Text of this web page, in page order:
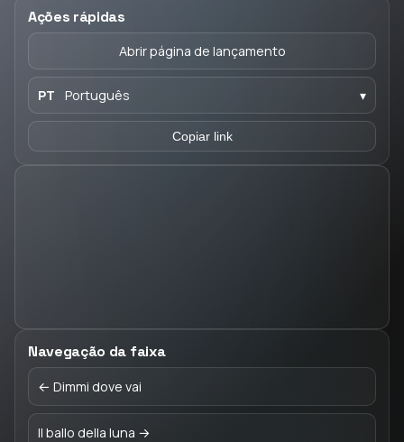
Ações rápidas
Abrir página de lançamento
PT Português ▾
Copiar link
Navegação da faixa
← Dimmi dove vai
Il ballo della luna →